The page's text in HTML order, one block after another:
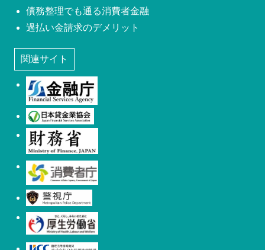
債務整理でも通る消費者金融
過払い金請求のデメリット
関連サイト